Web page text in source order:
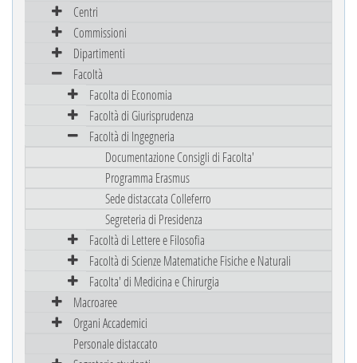
Centri
Commissioni
Dipartimenti
Facoltà
Facolta di Economia
Facoltà di Giurisprudenza
Facoltà di Ingegneria
Documentazione Consigli di Facolta'
Programma Erasmus
Sede distaccata Colleferro
Segreteria di Presidenza
Facoltà di Lettere e Filosofia
Facoltà di Scienze Matematiche Fisiche e Naturali
Facolta' di Medicina e Chirurgia
Macroaree
Organi Accademici
Personale distaccato